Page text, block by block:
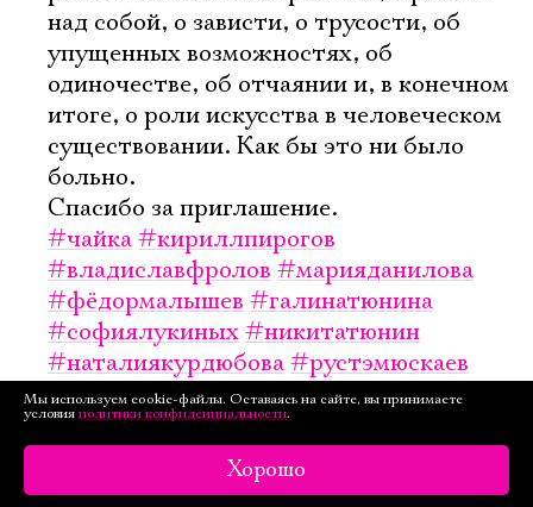
над собой, о зависти, о трусости, об
упущенных возможностях, об
одиночестве, об отчаянии и, в конечном
итоге, о роли искусства в человеческом
существовании. Как бы это ни было
больно.
Спасибо за приглашение.
#чайка#кириллпирогов
#владиславфролов #марияданилова
#фёдормалышев #галинатюнина
#софиялукиных#никитатюнин
#наталиякурдюбова#рустэмюскаев
#олегнирян#анатолийанциферов
#серафимаогарёва
Мы используем cookie-файлы. Оставаясь на сайте, вы принимаете
условия политики конфиденциальности.
Хорошо